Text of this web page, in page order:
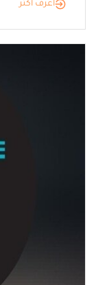
أعرف أكثر